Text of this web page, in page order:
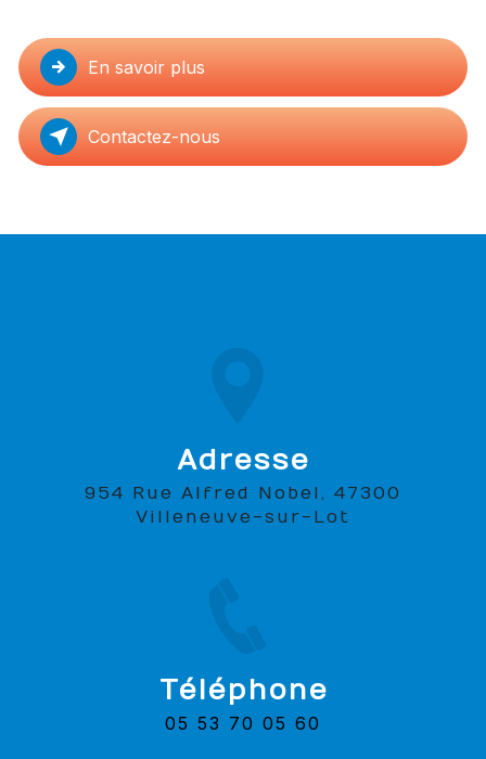
En savoir plus
Contactez-nous
Adresse
954 Rue Alfred Nobel, 47300
Villeneuve-sur-Lot
Téléphone
05 53 70 05 60